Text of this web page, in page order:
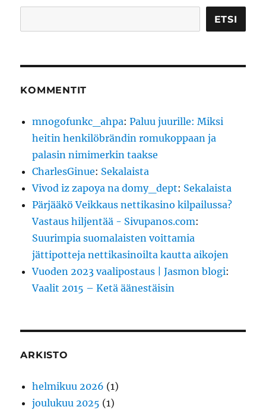
ETSI
KOMMENTIT
mnogofunkc_ahpa:Paluu juurille: Miksi
heitin henkilöbrändin romukoppaan ja
palasin nimimerkin taakse
CharlesGinue: Sekalaista
Vivod iz zapoya na domy_dept: Sekalaista
Pärjääkö Veikkaus nettikasino kilpailussa?
Vastaus hiljentää - Sivupanos.com:
Suurimpia suomalaisten voittamia
jättipotteja nettikasinoilta kautta aikojen
Vuoden 2023 vaalipostaus | Jasmon blogi:
Vaalit 2015 – Ketä äänestäisin
ARKISTO
helmikuu 2026 (1)
joulukuu 2025 (1)